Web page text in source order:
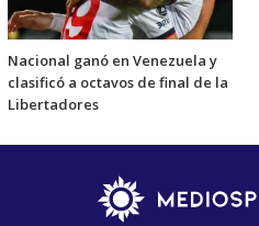
Nacional ganó en Venezuela y
clasificó a octavos de final de la
Libertadores